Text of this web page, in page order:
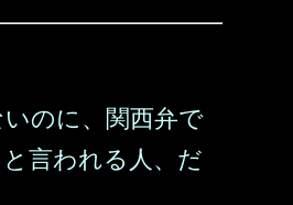
のに、関西弁で
と言われる人、だ